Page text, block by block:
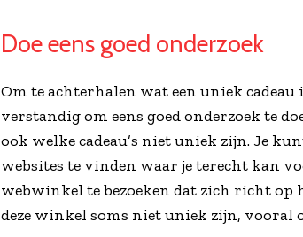
Doe eens goed onderzoek
Om te achterhalen wat een uniek cadeau
verstandig om eens goed onderzoek te
ook welke cadeau’s niet uniek zijn. Je
websites te vinden waar je terecht kan
webwinkel te bezoeken dat zich richt op
deze winkel soms niet uniek zijn, vooral